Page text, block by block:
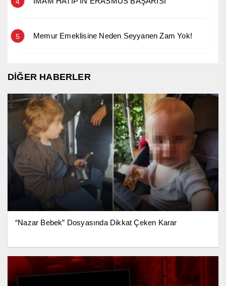
5 Memur Emeklisine Neden Seyyanen Zam Yok!
DİĞER HABERLER
“Nazar Bebek” Dosyasında Dikkat Çeken Karar